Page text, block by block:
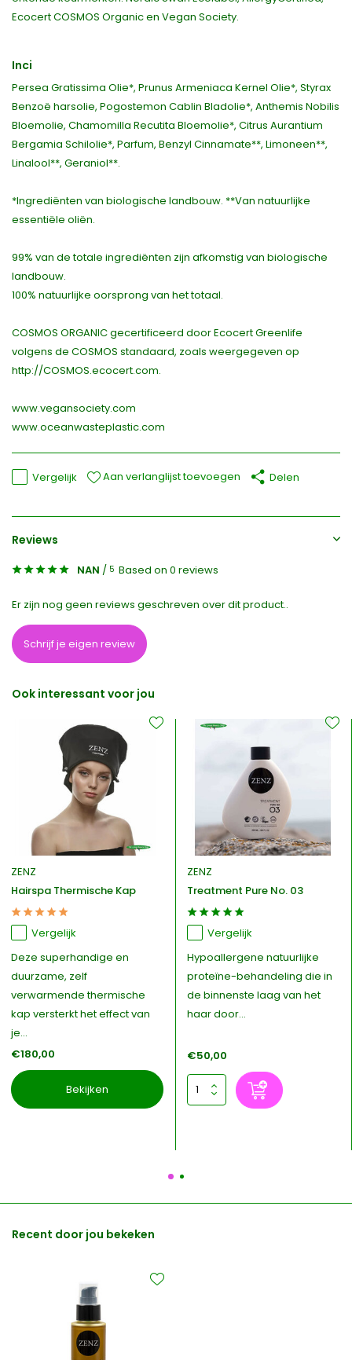
Ecocert COSMOS Organic en Vegan Society.
Inci
Persea Gratissima Olie*, Prunus Armeniaca Kernel Olie*, Styrax
Benzoë harsolie, Pogostemon Cablin Bladolie*, Anthemis Nobilis
Bloemolie, Chamomilla Recutita Bloemolie*, Citrus Aurantium
Bergamia Schilolie*, Parfum, Benzyl Cinnamate**, Limoneen**,
Linalool**, Geraniol**.
*Ingrediënten van biologische landbouw. **Van natuurlijke
essentiële oliën.
99% van de totale ingrediënten zijn afkomstig van biologische
landbouw.
100% natuurlijke oorsprong van het totaal.
COSMOS ORGANIC gecertificeerd door Ecocert Greenlife
volgens de COSMOS standaard, zoals weergegeven op
http://COSMOS.ecocert.com.
www.vegansociety.com
www.oceanwasteplastic.com
Vergelijk Aan verlanglijst toevoegen Delen
Reviews
NAN / 5 Based on 0 reviews
Er zijn nog geen reviews geschreven over dit product..
Schrijf je eigen review
Ook interessant voor jou
ZENZ
Hairspa Thermische Kap
Vergelijk
Deze superhandige en
duurzame, zelf
verwarmende thermische
kap versterkt het effect van
je...
€180,00
Bekijken
ZENZ
Treatment Pure No. 03
Vergelijk
Hypoallergene natuurlijke
proteïne-behandeling die in
de binnenste laag van het
haar door...
€50,00
Recent door jou bekeken